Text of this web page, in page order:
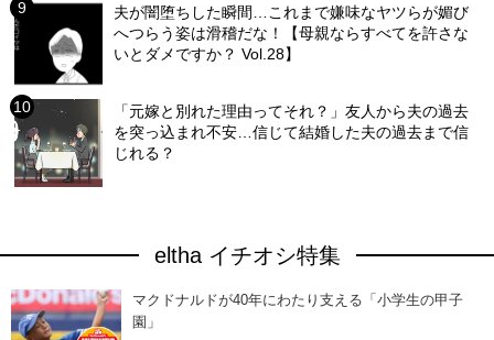
夫が闇堕ちした瞬間…これまで嫌味なヤツらが媚び
へつらう姿は滑稽だな！【母親ならすべてを許さな
いとダメですか？ Vol.28】
「元嫁と別れた理由ってそれ？」友人から夫の過去
を突っ込まれ不安…信じて結婚した夫の過去まで信
じれる？
eltha イチオシ特集
マクドナルドが40年にわたり支える「小学生の甲子
園」